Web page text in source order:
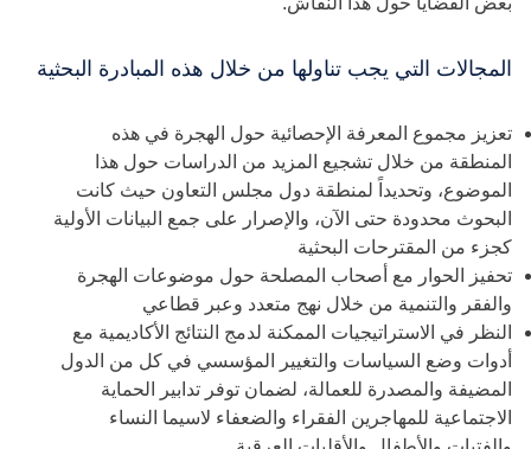
المجالات التي يجب تناولها من خلال هذه المبادرة البحثية
تعزيز مجموع المعرفة الإحصائية حول الهجرة في هذه
المنطقة من خلال تشجيع المزيد من الدراسات حول هذا
الموضوع، وتحديداً لمنطقة دول مجلس التعاون حيث كانت
البحوث محدودة حتى الآن، والإصرار على جمع البيانات الأولية
كجزء من المقترحات البحثية
تحفيز الحوار مع أصحاب المصلحة حول موضوعات الهجرة
والفقر والتنمية من خلال نهج متعدد وعبر قطاعي
النظر في الاستراتيجيات الممكنة لدمج النتائج الأكاديمية مع
أدوات وضع السياسات والتغيير المؤسسي في كل من الدول
المضيفة والمصدرة للعمالة، لضمان توفر تدابير الحماية
الاجتماعية للمهاجرين الفقراء والضعفاء لاسيما النساء